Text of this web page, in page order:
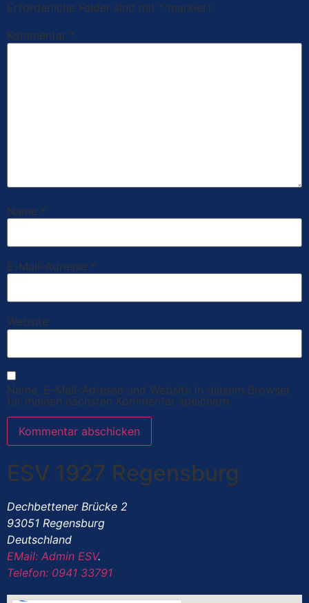
Erforderliche Felder sind mit * markiert
Kommentar *
Name *
E-Mail-Adresse *
Website
Name, E-Mail-Adresse und Website in diesem Browser
für meinen nächsten Kommentar speichern.
ESV 1927 Regensburg
Dechbettener Brücke 2
93051 Regensburg
Deutschland
EMail: Admin ESV.
Telefon: 0941 33791